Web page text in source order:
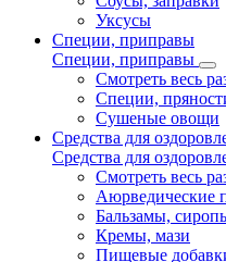
Уксусы
Специи, приправы
Специи, приправы
Смотреть весь
Специи,
Сушеные овощи
Средства для
Средства для
Смотреть весь
Аюрведические
Бальзамы,
Кремы, мази
Пищевые